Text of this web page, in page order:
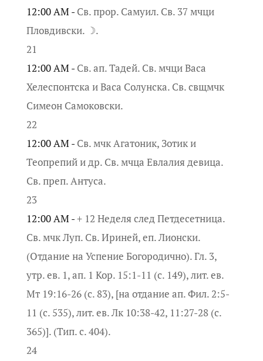
12:00 AM - Св. прор. Самуил. Св. 37 мчци
Пловдивски. ☽.
21
12:00 AM - Св. ап. Тадей. Св. мчци Васа
Хелеспонтска и Васа Солунска. Св. свщмчк
Симеон Самоковски.
22
12:00 AM - Св. мчк Агатоник, Зотик и
Теопрепий и др. Св. мчца Евлалия девица.
Св. преп. Антуса.
23
12:00 AM -+ 12 Неделя след Петдесетница.
Св. мчк Луп. Св. Ириней, еп. Лионски.
(Отдание на Успение Богородично). Гл. 3,
утр. ев. 1, ап. 1 Кор. 15:1-11 (с. 149), лит. ев.
Мт 19:16-26 (с. 83), [на отдание ап. Фил. 2:5-
11 (с. 535), лит. ев. Лк 10:38-42, 11:27-28 (с.
365)]. (Тип. с. 404).
24